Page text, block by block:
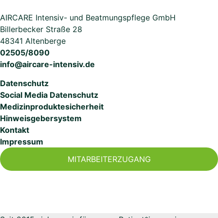
AIRCARE Intensiv- und Beatmungspflege GmbH
Billerbecker Straße 28
48341 Altenberge
02505/8090
info@aircare-intensiv.de
Datenschutz
Social Media Datenschutz
Medizinproduktesicherheit
Hinweisgebersystem
Kontakt
Impressum
MITARBEITERZUGANG